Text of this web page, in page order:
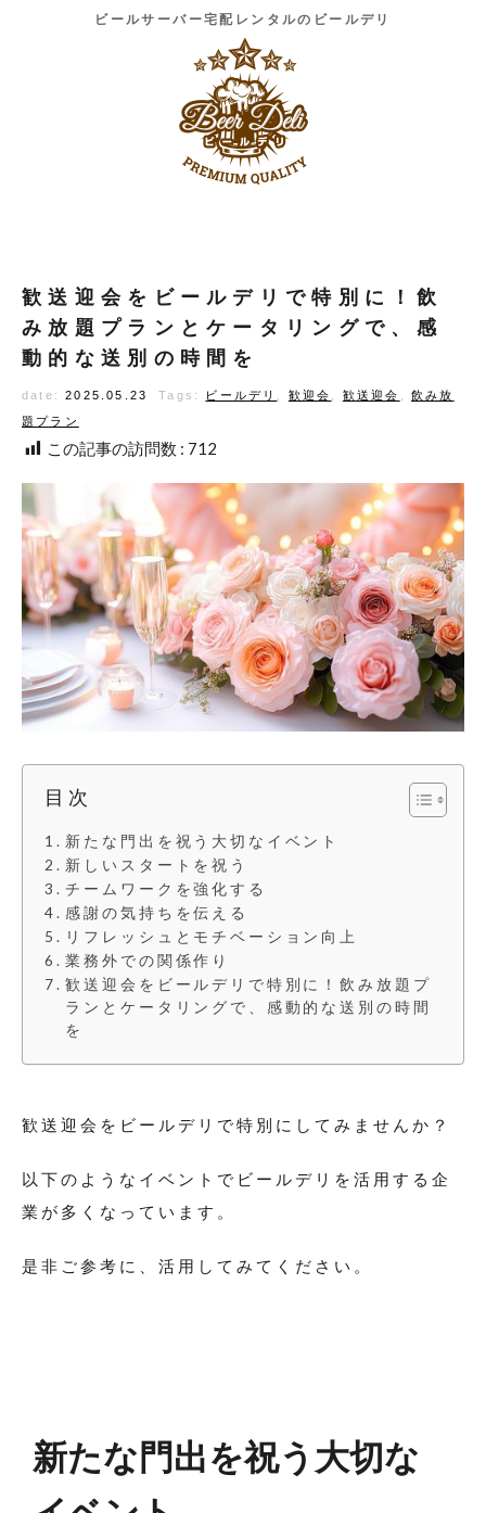
ビールサーバー宅配レンタルのビールデリ
歓送迎会をビールデリで特別に！飲
み放題プランとケータリングで、感
動的な送別の時間を
date: 2025.05.23 Tags: ビールデリ 歓迎会 歓送迎会 ,飲み放
題プラン
この記事の訪問数 : 712
目次
新たな門出を祝う大切なイベント
新しいスタートを祝う
チームワークを強化する
感謝の気持ちを伝える
リフレッシュとモチベーション向上
業務外での関係作り
歓送迎会をビールデリで特別に！飲み放題プ
ランとケータリングで、感動的な送別の時間
を
歓送迎会をビールデリで特別にしてみませんか？
以下のようなイベントでビールデリを活用する企
業が多くなっています。
是非ご参考に、活用してみてください。
新たな門出を祝う大切な